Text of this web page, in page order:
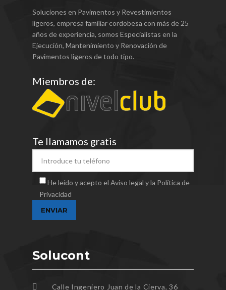
Soluciones en Pavimentos y Revestimientos
ligeros, empresa familiar cordobesa con más de 25
años de experiencia, somos Especialistas en la
Ejecución, Mantenimiento y Renovación de
Pavimentos ligeros de todo tipo.
Miembros de:
Te llamamos gratis
He leído y acepto el Aviso legal y la Política de
Privacidad
Solucont
Calle Ingeniero Juan de la Cierva, 36